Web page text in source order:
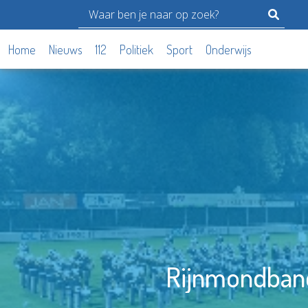
Home Nieuws 112 Politiek Sport Onderwijs